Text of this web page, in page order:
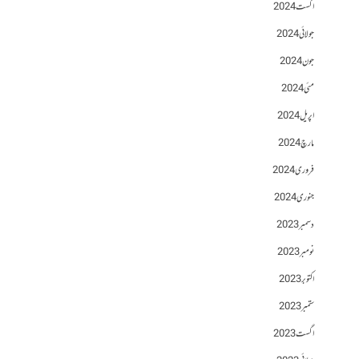
اگست 2024
جولائی 2024
جون 2024
مئی 2024
اپریل 2024
مارچ 2024
فروری 2024
جنوری 2024
دسمبر 2023
نومبر 2023
اکتوبر 2023
ستمبر 2023
اگست 2023